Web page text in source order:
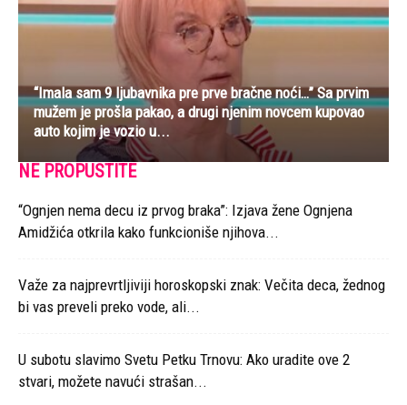
“Imala sam 9 ljubavnika pre prve bračne noći…” Sa prvim
mužem je prošla pakao, a drugi njenim novcem kupovao
auto kojim je vozio u...
NE PROPUSTITE
“Ognjen nema decu iz prvog braka”: Izjava žene Ognjena
Amidžića otkrila kako funkcioniše njihova...
Važe za najprevrtljiviji horoskopski znak: Večita deca, žednog
bi vas preveli preko vode, ali...
U subotu slavimo Svetu Petku Trnovu: Ako uradite ove 2
stvari, možete navući strašan...